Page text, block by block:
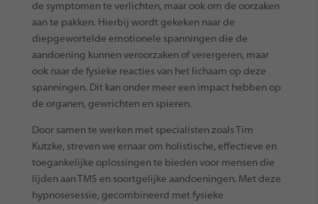
de symptomen te verlichten, maar ook om de oorzaken
aan te pakken. Hierbij wordt gekeken naar de
diepgewortelde emotionele spanningen die de
aandoening kunnen veroorzaken of verergeren, maar
ook naar de fysieke reacties van het lichaam op deze
spanningen. Dit kan onder meer een impact hebben op
de organen, gewrichten en spieren.
Door samen te werken met specialisten zoals Tim
Kutzke, streven we ernaar om holistische, effectieve en
toegankelijke oplossingen te bieden voor mensen die
lijden aan TMS en soortgelijke aandoeningen. Met deze
hypnosesessie, gecombineerd met fysieke